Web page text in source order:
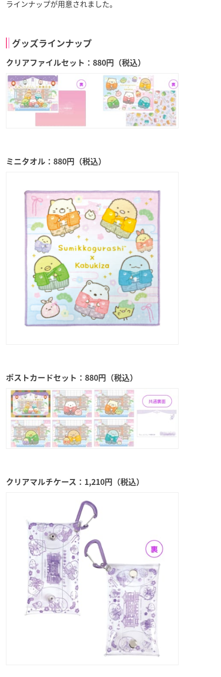
ラインナップが用意されました。
グッズラインナップ
クリアファイルセット：880円（税込）
ミニタオル：880円（税込）
ポストカードセット：880円（税込）
クリアマルチケース：1,210円（税込）